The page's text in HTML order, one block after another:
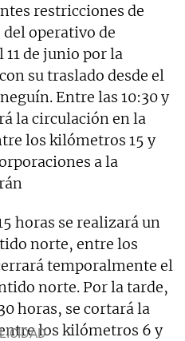
restricciones de
operativo de
de junio por la
su traslado desde el
Entre las 10:30 y
la circulación en la
los kilómetros 15 y
a la
horas se realizará un
norte, entre los
temporalmente el
norte. Por la tarde,
horas, se cortará la
los kilómetros 6 y